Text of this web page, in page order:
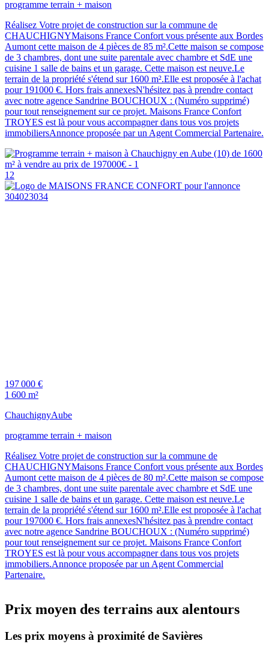
programme terrain + maison
Réalisez Votre projet de construction sur la commune de
CHAUCHIGNYMaisons France Confort vous présente aux Bordes
Aumont cette maison de 4 pièces de 85 m².Cette maison se compose
de 3 chambres, dont une suite parentale avec chambre et SdE une
cuisine 1 salle de bains et un garage. Cette maison est neuve.Le
terrain de la propriété s'étend sur 1600 m².Elle est proposée à l'achat
pour 191000 €. Hors frais annexesN'hésitez pas à prendre contact
avec notre agence Sandrine BOUCHOUX : (Numéro supprimé)
pour tout renseignement sur ce projet. Maisons France Confort
TROYES est là pour vous accompagner dans tous vos projets
immobiliersAnnonce proposée par un Agent Commercial Partenaire.
12
197 000 €
1 600 m²
ChauchignyAube
programme terrain + maison
Réalisez Votre projet de construction sur la commune de
CHAUCHIGNYMaisons France Confort vous présente aux Bordes
Aumont cette maison de 4 pièces de 80 m².Cette maison se compose
de 3 chambres, dont une suite parentale avec chambre et SdE une
cuisine 1 salle de bains et un garage. Cette maison est neuve.Le
terrain de la propriété s'étend sur 1600 m².Elle est proposée à l'achat
pour 197000 €. Hors frais annexesN'hésitez pas à prendre contact
avec notre agence Sandrine BOUCHOUX : (Numéro supprimé)
pour tout renseignement sur ce projet. Maisons France Confort
TROYES est là pour vous accompagner dans tous vos projets
immobiliers.Annonce proposée par un Agent Commercial
Partenaire.
Prix moyen des terrains aux alentours
Les prix moyens à proximité de Savières